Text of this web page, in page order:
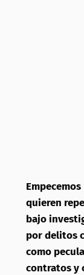
quieren
bajo
por delitos
como
contratos y